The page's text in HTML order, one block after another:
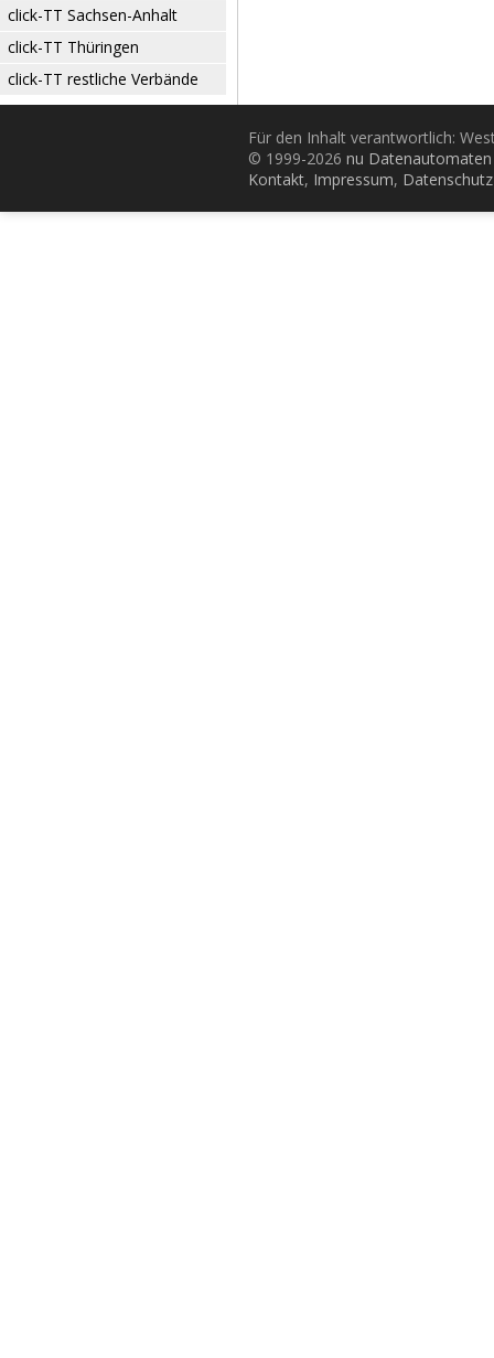
click-TT Sachsen-Anhalt
click-TT Thüringen
click-TT restliche Verbände
Für den Inhalt verantwortlich:
© 1999-2026 nu
Kontakt, Impressum, Datenschutz